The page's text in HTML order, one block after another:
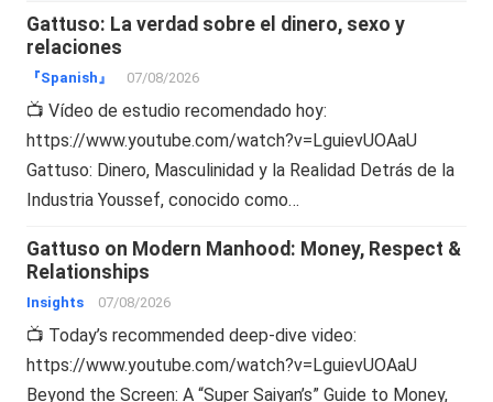
Gattuso: La verdad sobre el dinero, sexo y
relaciones
『Spanish』 07/08/2026
📺 Vídeo de estudio recomendado hoy:
https://www.youtube.com/watch?v=LguievUOAaU
Gattuso: Dinero, Masculinidad y la Realidad Detrás de la
Industria Youssef, conocido como…
Gattuso on Modern Manhood: Money, Respect &
Relationships
Insights 07/08/2026
📺 Today’s recommended deep-dive video:
https://www.youtube.com/watch?v=LguievUOAaU
Beyond the Screen: A “Super Saiyan’s” Guide to Money,